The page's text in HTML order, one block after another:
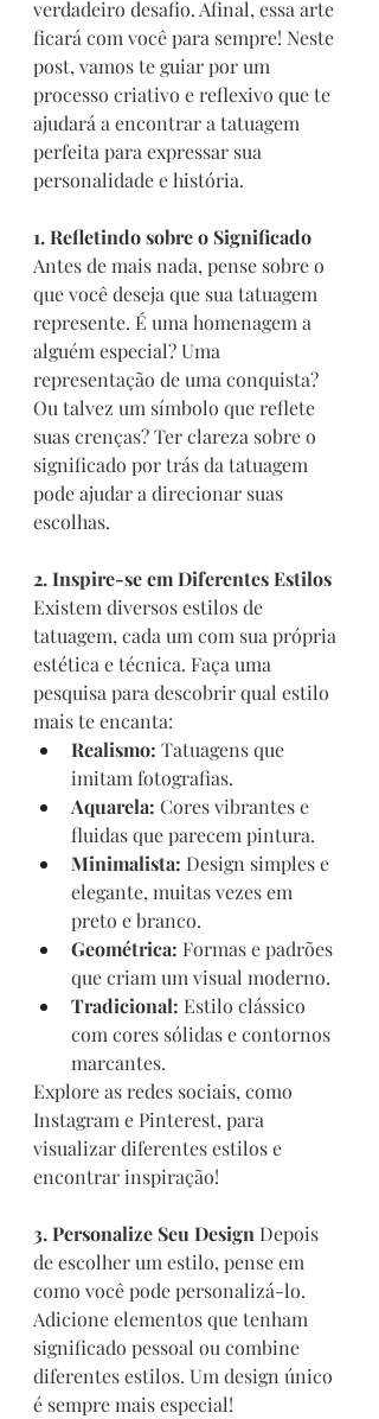
verdadeiro desafio. Afinal, essa arte
ficará com você para sempre! Neste
post, vamos te guiar por um
processo criativo e reflexivo que te
ajudará a encontrar a tatuagem
perfeita para expressar sua
personalidade e história.
1. Refletindo sobre o Significado
Antes de mais nada, pense sobre o
que você deseja que sua tatuagem
represente. É uma homenagem a
alguém especial? Uma
representação de uma conquista?
Ou talvez um símbolo que reflete
suas crenças? Ter clareza sobre o
significado por trás da tatuagem
pode ajudar a direcionar suas
escolhas.
2. Inspire-se em Diferentes Estilos
Existem diversos estilos de
tatuagem, cada um com sua própria
estética e técnica. Faça uma
pesquisa para descobrir qual estilo
mais te encanta:
Realismo: Tatuagens que
imitam fotografias.
Aquarela: Cores vibrantes e
fluidas que parecem pintura.
Minimalista: Design simples e
elegante, muitas vezes em
preto e branco.
Geométrica: Formas e padrões
que criam um visual moderno.
Tradicional: Estilo clássico
com cores sólidas e contornos
marcantes.
Explore as redes sociais, como
Instagram e Pinterest, para
visualizar diferentes estilos e
encontrar inspiração!
3. Personalize Seu Design Depois
de escolher um estilo, pense em
como você pode personalizá-lo.
Adicione elementos que tenham
significado pessoal ou combine
diferentes estilos. Um design único
é sempre mais especial!